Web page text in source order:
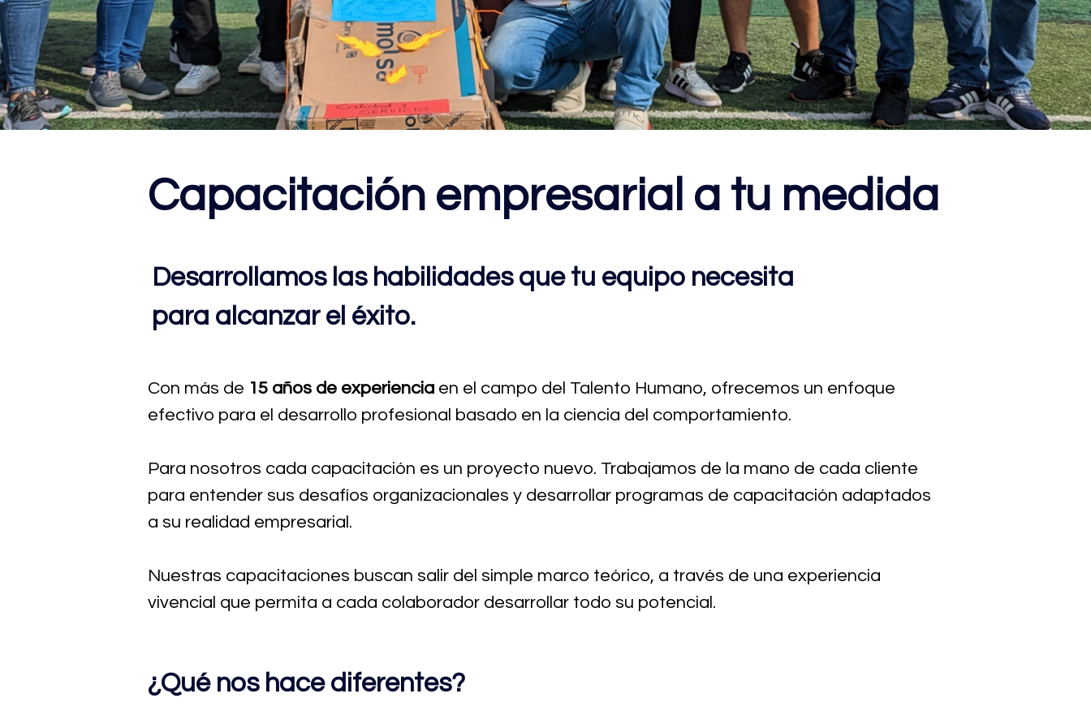
Capacitación empresarial a tu medida
Desarrollamos las habilidades que tu equipo necesita
para alcanzar el éxito.
Con más de 15 años de experiencia en el campo del Talento Humano, ofrecemos un enfoque
efectivo para el desarrollo profesional basado en la ciencia del comportamiento.
Para nosotros cada capacitación es un proyecto nuevo. Trabajamos de la mano de cada cliente
para entender sus desafíos organizacionales y desarrollar programas de capacitación adaptados
a su realidad empresarial.
Nuestras capacitaciones buscan salir del simple marco teórico, a través de una experiencia
vivencial que permita a cada colaborador desarrollar todo su potencial.
¿Qué nos hace diferentes?